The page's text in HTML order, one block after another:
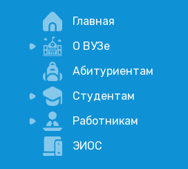
Главная
О ВУЗе
Новости
Учебный процесс
Научная деятельность
Абитуриентам
Студентам
Портал дистанционого
Академические отпуска
Работникам
Внимание, опрос!
ЭИОС